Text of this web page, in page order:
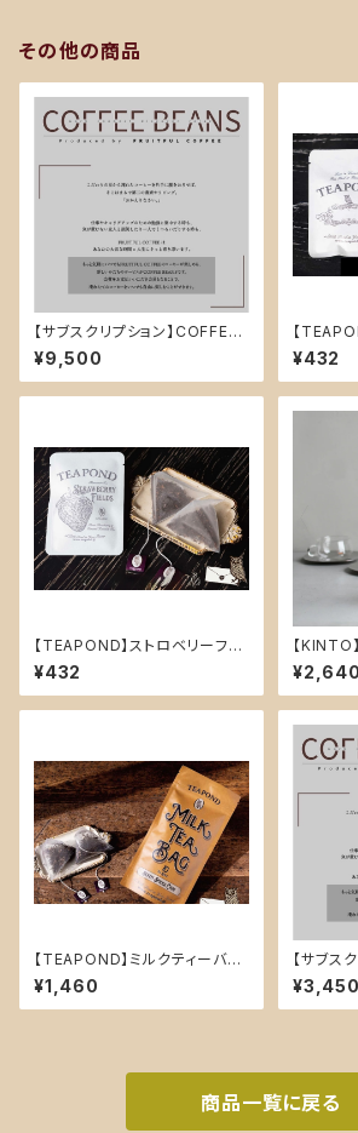
その他の商品
【サブスクリプション】COFFEE
BEANS 店舗利用¥9500精算
用
¥9,500
【
ィーバッ
¥432
【TEAPOND】ストロベリーフィ
ールズ デザイン袋入り ティーバ
ッグ2個入り
¥432
【KINTO
ィーポッ
¥2,640
【TEAPOND】ミルクティーバッ
グ スタンドバック 10個入(セブ
ンスパイス チャイ)
¥1,460
【サブス
BEANS
利用
¥3,450
商品一覧に戻る